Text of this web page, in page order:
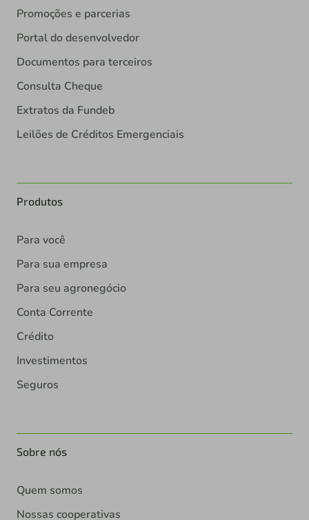
Promoções e parcerias
Portal do desenvolvedor
Documentos para terceiros
Consulta Cheque
Extratos da Fundeb
Leilões de Créditos Emergenciais
Produtos
Para você
Para sua empresa
Para seu agronegócio
Conta Corrente
Crédito
Investimentos
Seguros
Sobre nós
Quem somos
Nossas cooperativas